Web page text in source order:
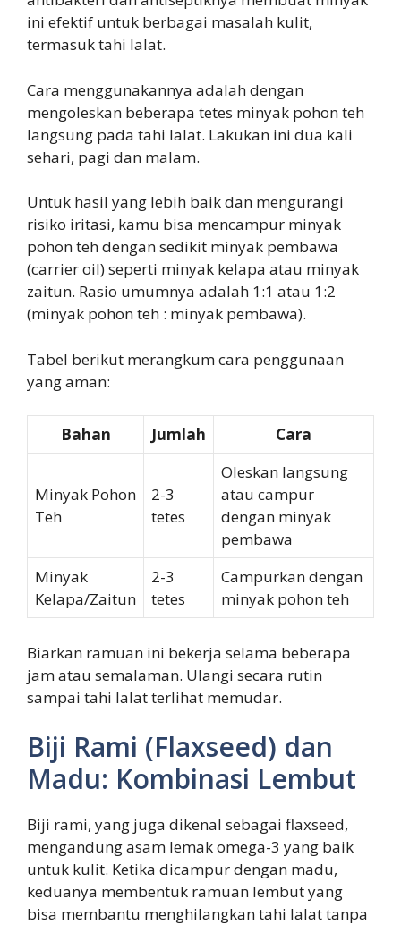
ini efektif untuk berbagai masalah kulit,
termasuk tahi lalat.
Cara menggunakannya adalah dengan
mengoleskan beberapa tetes minyak pohon teh
langsung pada tahi lalat. Lakukan ini dua kali
sehari, pagi dan malam.
Untuk hasil yang lebih baik dan mengurangi
risiko iritasi, kamu bisa mencampur minyak
pohon teh dengan sedikit minyak pembawa
(carrier oil) seperti minyak kelapa atau minyak
zaitun. Rasio umumnya adalah 1:1 atau 1:2
(minyak pohon teh : minyak pembawa).
Tabel berikut merangkum cara penggunaan
yang aman:
Bahan Jumlah Cara
Minyak Pohon
Teh
2-3
tetes
Oleskan langsung
atau campur
dengan minyak
pembawa
Minyak
Kelapa/Zaitun
2-3
tetes
Campurkan dengan
minyak pohon teh
Biarkan ramuan ini bekerja selama beberapa
jam atau semalaman. Ulangi secara rutin
sampai tahi lalat terlihat memudar.
Biji Rami (Flaxseed) dan
Madu: Kombinasi Lembut
Biji rami, yang juga dikenal sebagai flaxseed,
mengandung asam lemak omega-3 yang baik
untuk kulit. Ketika dicampur dengan madu,
keduanya membentuk ramuan lembut yang
bisa membantu menghilangkan tahi lalat tanpa